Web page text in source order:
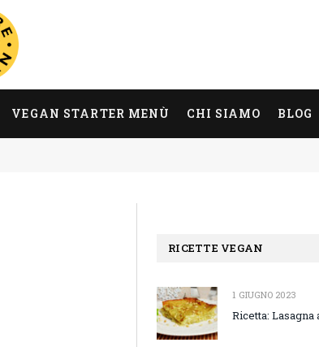
VEGAN STARTER MENÙ CHI SIAMO BLOG
RICETTE VEGAN
1 GIUGNO 2023
Ricetta: